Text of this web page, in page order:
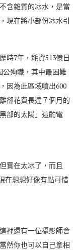
含雜質的冰水，是當
現在將小部份冰水引
時7年，耗資513億日
公殉職，其中最困難
因為此區域噴出600
卻花費長達７個月的
部的太陽」這齣電
實在太冰了，而且
在想想好像有點可惜
裡還有一位攝影師會
然你也可以自己拿相